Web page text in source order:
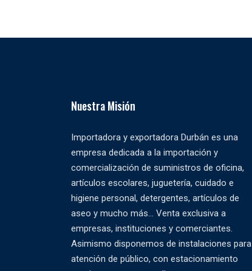
Nuestra Misión
Importadora y exportadora Durbán es una
empresa dedicada a la importación y
comercialización de suministros de oficina,
artículos escolares, juguetería, cuidado e
higiene personal, detergentes, artículos de
aseo y mucho más... Venta exclusiva a
empresas, instituciones y comerciantes.
Asimismo disponemos de instalaciones para
atención de público, con estacionamiento